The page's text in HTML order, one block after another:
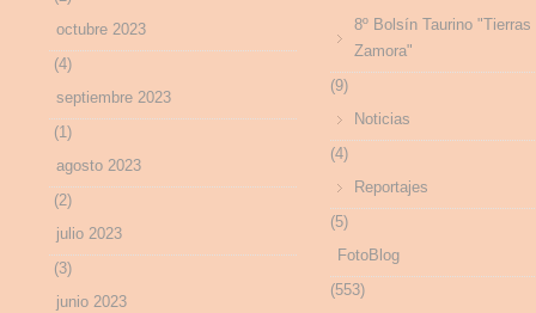
octubre 2023
(4)
septiembre 2023
(1)
agosto 2023
(2)
julio 2023
(3)
junio 2023
8º Bolsín Taurino "Tierras
Zamora"
(9)
Noticias
(4)
Reportajes
(5)
FotoBlog
(553)